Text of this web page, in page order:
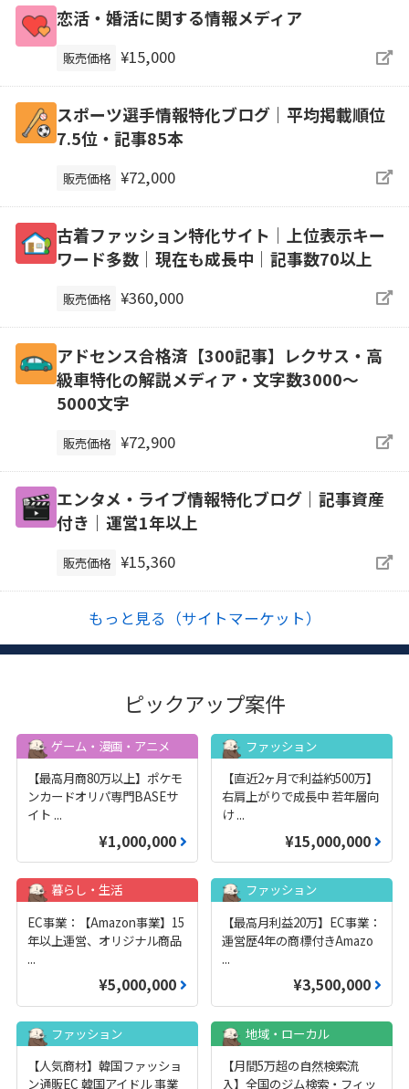
恋活・婚活に関する情報メディア
販売価格 ¥15,000
スポーツ選手情報特化ブログ｜平均掲載順位
7.5位・記事85本
販売価格 ¥72,000
古着ファッション特化サイト│上位表示キー
ワード多数│現在も成長中│記事数70以上
販売価格 ¥360,000
アドセンス合格済【300記事】レクサス・高
級車特化の解説メディア・文字数3000～
5000文字
販売価格 ¥72,900
エンタメ・ライブ情報特化ブログ｜記事資産
付き｜運営1年以上
販売価格 ¥15,360
もっと見る（サイトマーケット）
ピックアップ案件
ゲーム・漫画・アニメ
【最高月商80万以上】ポケモ
ンカードオリパ専門BASEサ
イト ...
¥1,000,000
ファッション
【直近2ヶ月で利益約500万】
右肩上がりで成長中 若年層向
け...
¥15,000,000
暮らし・生活
EC事業：【Amazon事業】15
年以上運営、オリジナル商品
...
¥5,000,000
ファッション
【最高月利益20万】EC事業：
運営歴4年の商標付きAmazo
...
¥3,500,000
ファッション
【人気商材】韓国ファッショ
ン通販EC 韓国アイドル 事業
地域・ローカル
【月間5万超の自然検索流
入】全国のジム検索・フィッ